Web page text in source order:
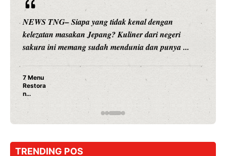
NEWS TNG– Siapa yang tidak kenal dengan
kelezatan masakan Jepang? Kuliner dari negeri
sakura ini memang sudah mendunia dan punya ...
7 Menu
Restora
n
Jepang
Dicoba,
Cuma
Sushi!
TRENDING POS